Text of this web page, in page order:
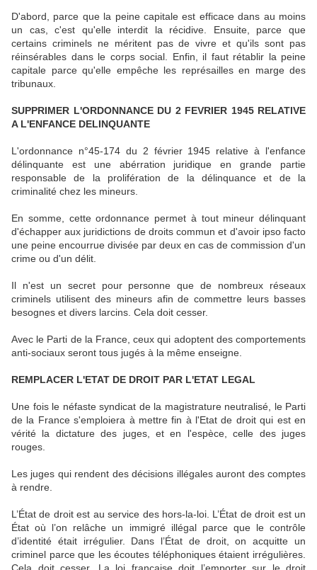
D'abord, parce que la peine capitale est efficace dans au moins
un cas, c'est qu'elle interdit la récidive. Ensuite, parce que
certains criminels ne méritent pas de vivre et qu'ils sont pas
réinsérables dans le corps social. Enfin, il faut rétablir la peine
capitale parce qu'elle empêche les représailles en marge des
tribunaux.
SUPPRIMER L'ORDONNANCE DU 2 FEVRIER 1945 RELATIVE
A L'ENFANCE DELINQUANTE
L'ordonnance n°45-174 du 2 février 1945 relative à l'enfance
délinquante est une abérration juridique en grande partie
responsable de la prolifération de la délinquance et de la
criminalité chez les mineurs.
En somme, cette ordonnance permet à tout mineur délinquant
d'échapper aux juridictions de droits commun et d'avoir ipso facto
une peine encourrue divisée par deux en cas de commission d'un
crime ou d'un délit.
Il n'est un secret pour personne que de nombreux réseaux
criminels utilisent des mineurs afin de commettre leurs basses
besognes et divers larcins. Cela doit cesser.
Avec le Parti de la France, ceux qui adoptent des comportements
anti-sociaux seront tous jugés à la même enseigne.
REMPLACER L'ETAT DE DROIT PAR L'ETAT LEGAL
Une fois le néfaste syndicat de la magistrature neutralisé, le Parti
de la France s'emploiera à mettre fin à l'Etat de droit qui est en
vérité la dictature des juges, et en l'espèce, celle des juges
rouges.
Les juges qui rendent des décisions illégales auront des comptes
à rendre.
L’État de droit est au service des hors-la-loi. L’État de droit est un
État où l’on relâche un immigré illégal parce que le contrôle
d’identité était irrégulier. Dans l’État de droit, on acquitte un
criminel parce que les écoutes téléphoniques étaient irrégulières.